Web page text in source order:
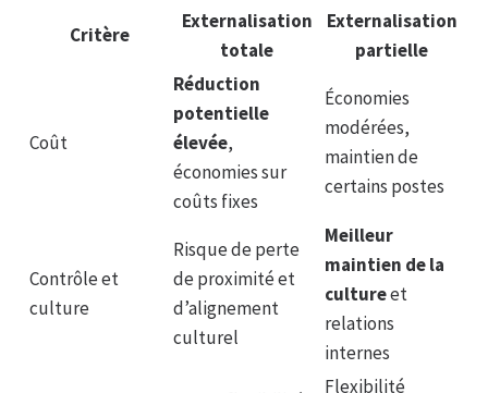
Critère
Externalisation
totale
Externalisation
partielle
Coût
Réduction
potentielle
élevée,
économies sur
coûts fixes
Économies
modérées,
maintien de
certains postes
Contrôle et
culture
Risque de perte
de proximité et
d’alignement
culturel
Meilleur
maintien de la
cultureet
relations
internes
Flexibilité